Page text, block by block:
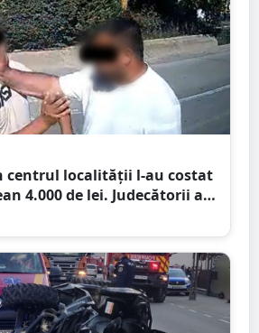
centrul localității l-au costat
4.000 de lei. Judecătorii au
fără condamnare penală